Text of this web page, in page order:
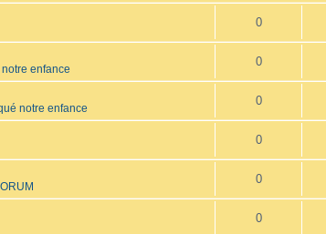
0
enfance
0
notre enfance
0
0
0
0